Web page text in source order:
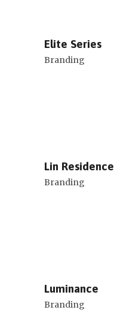
Elite Series
Branding
Lin Residence
Branding
Luminance
Branding